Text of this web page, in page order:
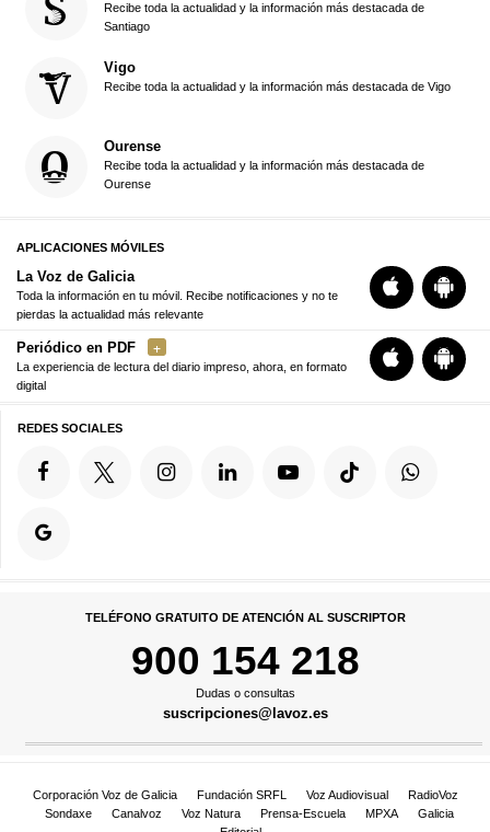
Recibe toda la actualidad y la información más destacada de
Santiago
Vigo
Recibe toda la actualidad y la información más destacada de Vigo
Ourense
Recibe toda la actualidad y la información más destacada de
Ourense
APLICACIONES MÓVILES
La Voz de Galicia
Toda la información en tu móvil. Recibe notificaciones y no te
pierdas la actualidad más relevante
Periódico en PDF
La experiencia de lectura del diario impreso, ahora, en formato
digital
REDES SOCIALES
TELÉFONO GRATUITO DE ATENCIÓN AL SUSCRIPTOR
900 154 218
Dudas o consultas
suscripciones@lavoz.es
Corporación Voz de Galicia Fundación SRFL Voz Audiovisual
RadioVoz
Sondaxe
Canalvoz Voz Natura Prensa-Escuela MPXA
Galicia